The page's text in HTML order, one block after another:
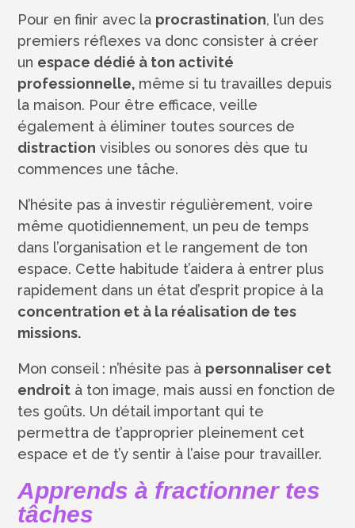
Pour en finir avec la procrastination, l’un des
premiers réflexes va donc consister à créer
un espace dédié à ton activité
professionnelle, même si tu travailles depuis
la maison. Pour être efficace, veille
également à éliminer toutes sources de
distraction visibles ou sonores dès que tu
commences une tâche.
N’hésite pas à investir régulièrement, voire
même quotidiennement, un peu de temps
dans l’organisation et le rangement de ton
espace. Cette habitude t’aidera à entrer plus
rapidement dans un état d’esprit propice à la
concentration et à la réalisation de tes
missions.
Mon conseil : n’hésite pas à personnaliser cet
endroit à ton image, mais aussi en fonction de
tes goûts. Un détail important qui te
permettra de t’approprier pleinement cet
espace et de t’y sentir à l’aise pour travailler.
Apprends à fractionner tes
tâches